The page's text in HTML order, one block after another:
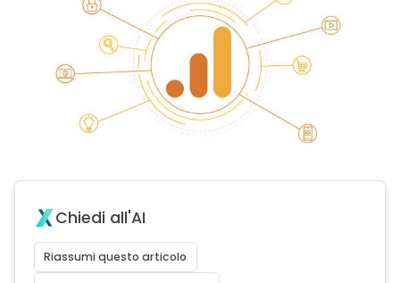
Chiedi all'AI
Riassumi questo articolo